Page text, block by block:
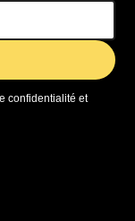
confidentialité et